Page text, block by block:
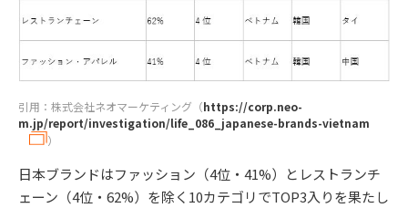
引用：株式会社ネオマーケティング（https://corp.neo-
m.jp/report/investigation/life_086_japanese-brands-vietnam
）
日本ブランドはファッション（4位・41%）とレストランチ
ェーン（4位・62%）を除く10カテゴリでTOP3入りを果たし